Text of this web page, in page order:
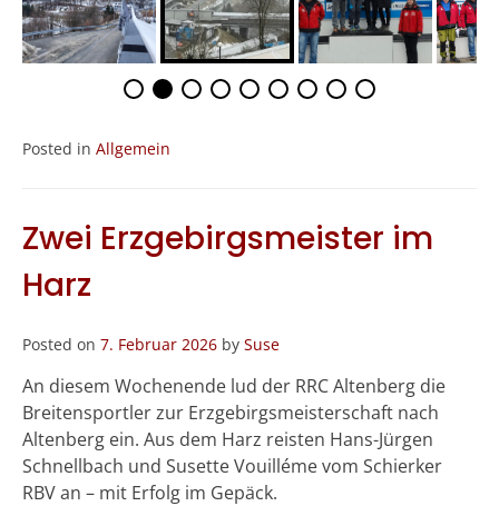
Posted in Allgemein
Zwei Erzgebirgsmeister im
Harz
Posted on 7. Februar 2026 by Suse
An diesem Wochenende lud der RRC Altenberg die
Breitensportler zur Erzgebirgsmeisterschaft nach
Altenberg ein. Aus dem Harz reisten Hans-Jürgen
Schnellbach und Susette Vouilléme vom Schierker
RBV an – mit Erfolg im Gepäck.